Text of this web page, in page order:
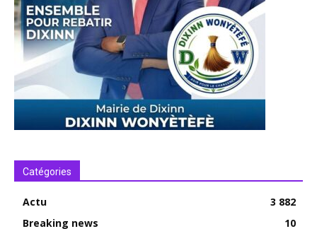
Catégories
Actu
3 882
Breaking news
10